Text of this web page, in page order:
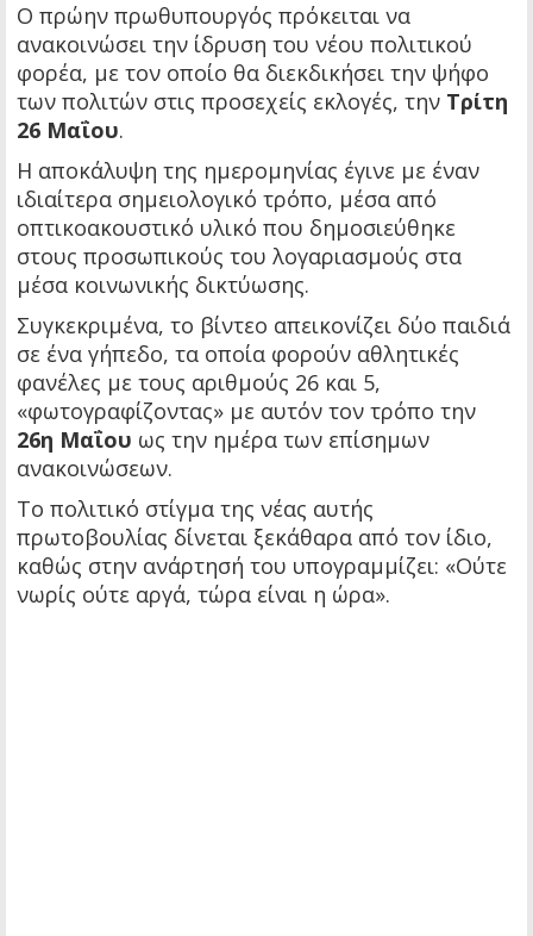
Ο πρώην πρωθυπουργός πρόκειται να
ανακοινώσει την ίδρυση του νέου πολιτικού
φορέα, με τον οποίο θα διεκδικήσει την ψήφο
των πολιτών στις προσεχείς εκλογές, την Τρίτη
26 Μαΐου.
Η αποκάλυψη της ημερομηνίας έγινε με έναν
ιδιαίτερα σημειολογικό τρόπο, μέσα από
οπτικοακουστικό υλικό που δημοσιεύθηκε
στους προσωπικούς του λογαριασμούς στα
μέσα κοινωνικής δικτύωσης.
Συγκεκριμένα, το βίντεο απεικονίζει δύο παιδιά
σε ένα γήπεδο, τα οποία φορούν αθλητικές
φανέλες με τους αριθμούς 26 και 5,
«φωτογραφίζοντας» με αυτόν τον τρόπο την
26η Μαΐου ως την ημέρα των επίσημων
ανακοινώσεων.
Το πολιτικό στίγμα της νέας αυτής
πρωτοβουλίας δίνεται ξεκάθαρα από τον ίδιο,
καθώς στην ανάρτησή του υπογραμμίζει: «Ούτε
νωρίς ούτε αργά, τώρα είναι η ώρα».